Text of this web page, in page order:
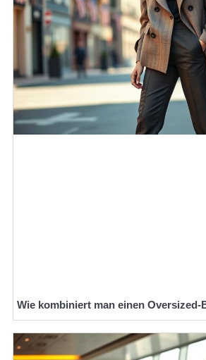
Wie kombiniert man einen